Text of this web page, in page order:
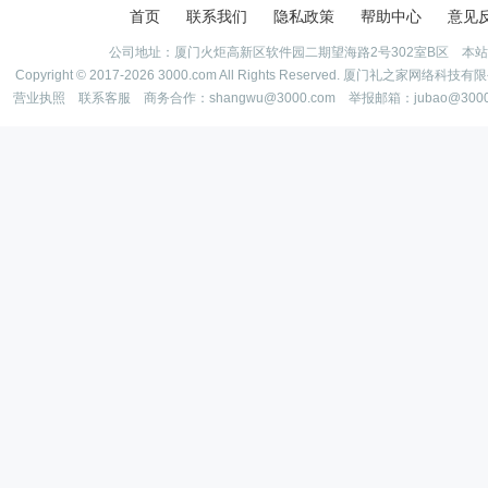
首页 联系我们 隐私政策 帮助中心 意见
公司地址：厦门火炬高新区软件园二期望海路2号302室B区 本
Copyright © 2017-2026 3000.com All Rights Reserved. 厦门礼之家网络科技有
营业执照
联系客服 商务合作：shangwu@3000.com 举报邮箱：